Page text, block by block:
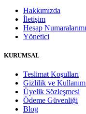
Hakkımızda
İletişim
Hesap
Yönetici
KURUMSAL
Teslimat Koşulları
Gizlilik ve Kullanım
Üyelik Sözleşmesi
Ödeme Güvenliği
Blog